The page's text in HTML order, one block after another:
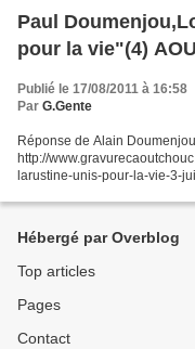
Paul
pour la vie"(4)
Publié le 17/08/2011 à 16:58
Par G.Gente
Réponse de Alain
http://
larustine-unis-pour-la-vie-3-
Louis...
Hébergé par Overblog
Top articles
Pages
Contact